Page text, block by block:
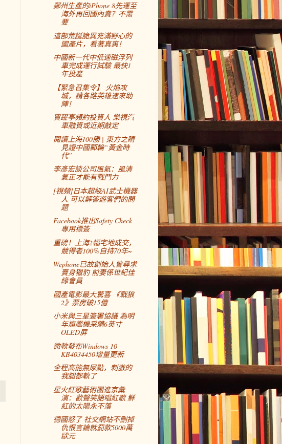
鄭州生產的iPhone 8先運至
海外再回國內賣？不需
要
這部荒誕詭異充滿野心的
國產片，看著真爽！
中國新一代中低速磁浮列
車完成運行試驗 最快1
年投產
【緊急召集令】 火焰攻
城，請各路英雄速來助
陣！
賈躍亭頻約投資人 樂視汽
車融資或近期敲定
閱讀上海100勝 | 東方之睛
見證中國郵輪“黃金時
代”
李彥宏談公司風氣：風清
氣正才能有戰鬥力
[視頻]日本超級AI武士機器
人 可以解答遊客們的問
題
Facebook推出Safety Check
專用標簽
重磅！上海2幅宅地成交，
競得者100%自持70年~
Wephone已故創始人曾尋求
賣身獵豹 前妻係世紀佳
緣會員
國產電影最大驚喜 《戰狼
2》票房破15億
小米與三星簽署協議 為明
年旗艦機采購6英寸
OLED屏
微軟發布Windows 10
KB4034450增量更新
全程高能無尿點，刺激的
我腿都軟了
星火紅歌藝術團進京彙
演：歡聲笑語唱紅歌 鮮
紅的太陽永不落
德國怒了 社交網站不刪掉
仇恨言論就罰款5000萬
歐元